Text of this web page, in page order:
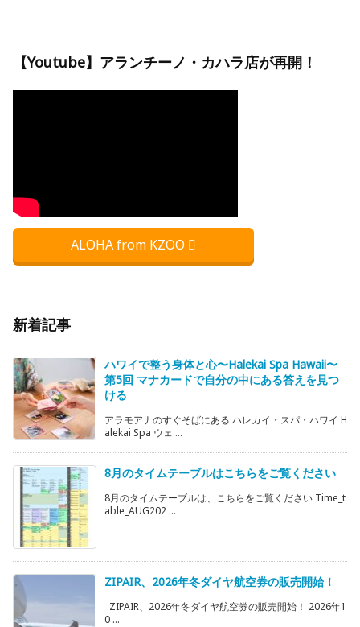
【Youtube】アランチーノ・カハラ店が再開！
ALOHA from KZOO
新着記事
ハワイで整う身体と心〜Halekai Spa Hawaii〜
第5回 マナカードで自分の中にある答えを見つ
ける
アラモアナのすぐそばにある ハレカイ・スパ・ハワイ H
alekai Spa ウェ ...
8月のタイムテーブルはこちらをご覧ください
8月のタイムテーブルは、こちらをご覧ください Time_t
able_AUG202 ...
ZIPAIR、2026年冬ダイヤ航空券の販売開始！
ZIPAIR、2026年冬ダイヤ航空券の販売開始！ 2026年1
0 ...